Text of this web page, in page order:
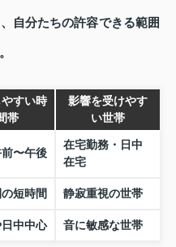
自分たちの許容できる範囲
すい時
帯
影響を受けやす
い世帯
〜午後
在宅勤務・日中
在宅
短時間 静寂重視の世帯
中中心 音に敏感な世帯